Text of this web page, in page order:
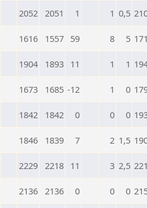
2052 2051 1 1 0,5
1616 1557 59 8 5
1904 1893 11 1 1
1673 1685 -12 1 0
1842 1842 0 0 0
1846 1839 7 2 1,5
2229 2218 11 3 2,5
2136 2136 0 0 0